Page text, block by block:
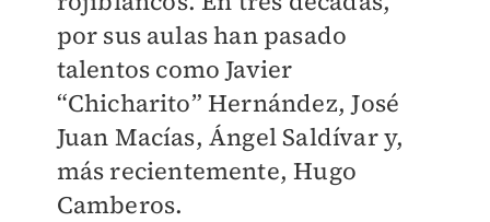
por sus aulas han pasado
talentos como Javier
“Chicharito” Hernández, José
Juan Macías, Ángel Saldívar y,
más recientemente, Hugo
Camberos.